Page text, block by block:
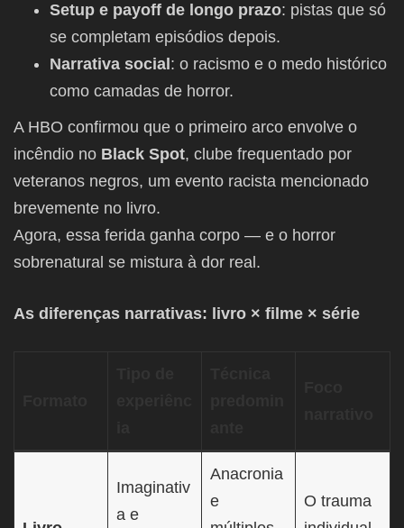
Setup e payoff de longo prazo: pistas que só
se completam episódios depois.
Narrativa social : o racismo e o medo histórico
como camadas de horror.
A HBO confirmou que o primeiro arco envolve o
incêndio no Black Spot, clube frequentado por
veteranos negros, um evento racista mencionado
brevemente no livro.
Agora, essa ferida ganha corpo — e o horror
sobrenatural se mistura à dor real.
As diferenças narrativas: livro × filme × série
Imaginativ
a e
Anacronia
e
O trauma